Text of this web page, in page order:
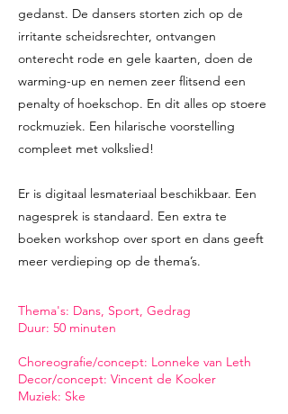
gedanst. De dansers storten zich op de
irritante scheidsrechter, ontvangen
onterecht rode en gele kaarten, doen de
warming-up en nemen zeer flitsend een
penalty of hoekschop. En dit alles op stoere
rockmuziek. Een hilarische voorstelling
compleet met volkslied!
Er is digitaal lesmateriaal beschikbaar. Een
nagesprek is standaard. Een extra te
boeken workshop over sport en dans geeft
meer verdieping op de thema’s.
​Thema's: Dans, Sport, Gedrag
Duur: 50 minuten
Choreografie/concept: Lonneke van Leth
Decor/concept: Vincent de Kooker
Muziek: Ske